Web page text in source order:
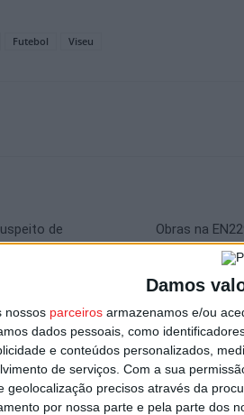
Damos
nossos parceiros armazenamos e/ou
dados pessoais, como
e conteúdos personalizados,
de serviços. Com a sua
geolocalização precisos através da
por nossa parte e pela parte dos
Futebol Viseu
de
Obras na
do autor